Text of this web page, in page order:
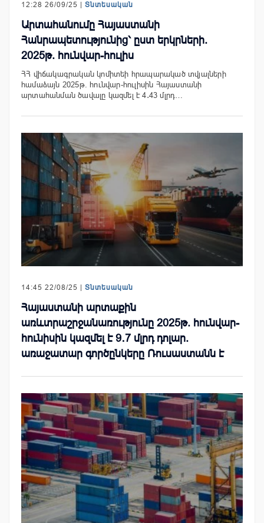
12:28 26/09/25 | Տնտեսական
Արտահանումը Հայաստանի
Հանրապետությունից՝ ըստ երկրների.
2025թ. հունվար-հուլիս
ՀՀ վիճակագրական կոմիտեի հրապարակած տվյալների
համաձայն 2025թ. հունվար-հուլիսին Հայաստանի
արտահանման ծավալը կազմել է 4․43 մլրդ…
14:45 22/08/25 | Տնտեսական
Հայաստանի արտաքին
առևտրաշրջանառությունը 2025թ. հունվար-
հունիսին կազմել է 9․7 մլրդ դոլար.
առաջատար գործընկերը Ռուսաստանն է